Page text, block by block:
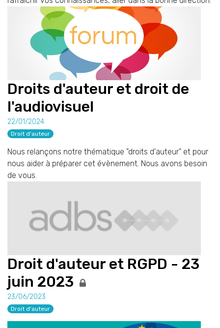
Droits d'auteur et droit de
l'audiovisuel
22/01/2024
Droit d'auteur
Nous relançons notre thématique "droits d'auteur" et pour
nous aider à préparer cet évènement. Nous avons besoin
de vous.
Droit d'auteur et RGPD - 23
juin 2023
23/06/2023
Droit d'auteur